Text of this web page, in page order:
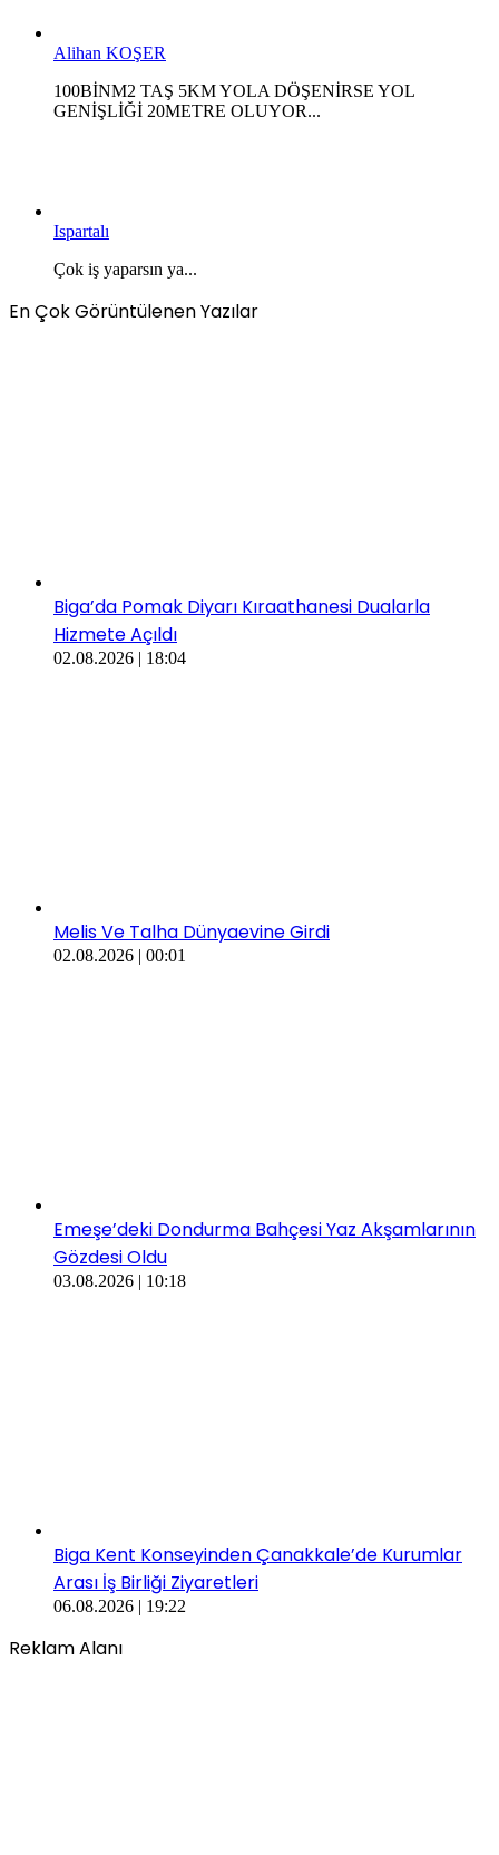
Alihan KOŞER
100BİNM2 TAŞ 5KM YOLA DÖŞENİRSE YOL
GENİŞLİĞİ 20METRE OLUYOR...
Ispartalı
Çok iş yaparsın ya...
En Çok Görüntülenen Yazılar
Biga’da Pomak Diyarı Kıraathanesi Dualarla
Hizmete Açıldı
02.08.2026 | 18:04
Melis Ve Talha Dünyaevine Girdi
02.08.2026 | 00:01
​​Emeşe’deki Dondurma Bahçesi Yaz Akşamlarının
Gözdesi Oldu
03.08.2026 | 10:18
Biga Kent Konseyinden Çanakkale’de Kurumlar
Arası İş Birliği Ziyaretleri
06.08.2026 | 19:22
Reklam Alanı